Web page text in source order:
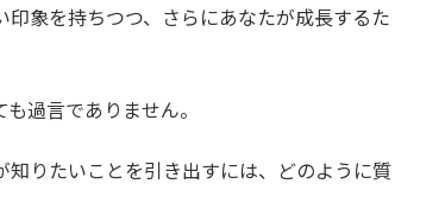
象を持ちつつ、さらにあなたが成長するた
過言でありません。
りたいことを引き出すには、どのように質